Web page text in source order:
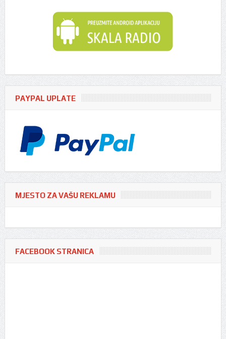
PAYPAL UPLATE
MJESTO ZA VAŠU REKLAMU
FACEBOOK STRANICA